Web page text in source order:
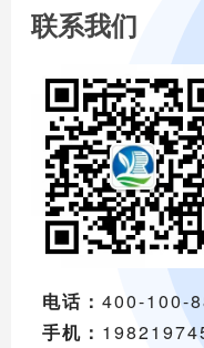
联系我们
电话： 400-100-
手机：